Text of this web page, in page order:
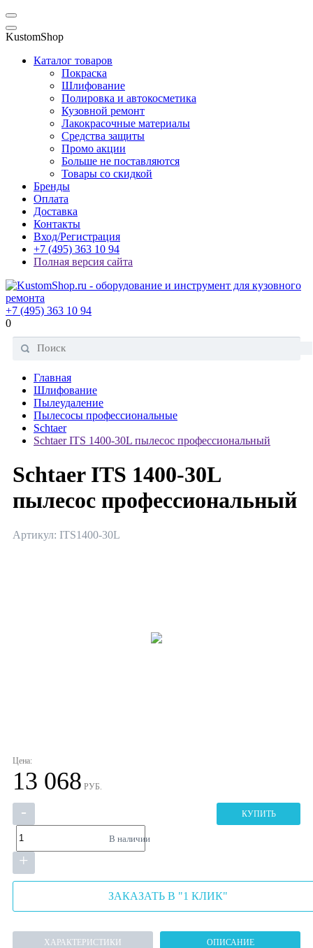
KustomShop
Каталог товаров
Покраска
Шлифование
Полировка и автокосметика
Кузовной ремонт
Лакокрасочные материалы
Средства защиты
Промо акции
Больше не поставляются
Товары со скидкой
Бренды
Оплата
Доставка
Контакты
Вход/Регистрация
+7 (495) 363 10 94
Полная версия сайта
+7 (495) 363 10 94
0
Главная
Шлифование
Пылеудаление
Пылесосы профессиональные
Schtaer
Schtaer ITS 1400-30L пылесос профессиональный
Schtaer ITS 1400-30L
пылесос профессиональный
Артикул: ITS1400-30L
Цена:
13 068 РУБ.
-
+
КУПИТЬ
В наличии
ЗАКАЗАТЬ В "1 КЛИК"
ХАРАКТЕРИСТИКИ ОПИСАНИЕ